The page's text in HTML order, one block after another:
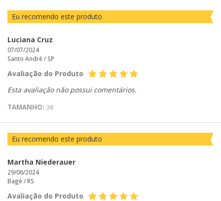
Eu recomendo este produto
Luciana Cruz
07/07/2024
Santo André / SP
Avaliação do Produto
Esta avaliação não possui comentários.
TAMANHO: 38
Eu recomendo este produto
Martha Niederauer
29/06/2024
Bagé / RS
Avaliação do Produto